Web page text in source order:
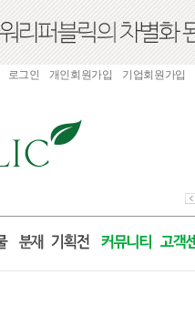
로그인 개인회원가입 기업회원가입